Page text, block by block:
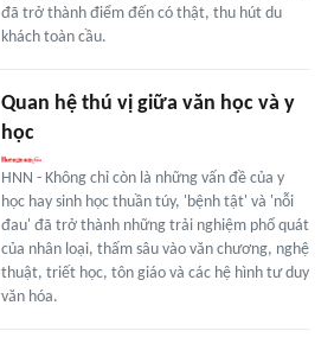
đã trở thành điểm đến có thật, thu hút du
khách toàn cầu.
Quan hệ thú vị giữa văn học và y
học
HNN - Không chỉ còn là những vấn đề của y
học hay sinh học thuần túy, 'bệnh tật' và 'nỗi
đau' đã trở thành những trải nghiệm phổ quát
của nhân loại, thấm sâu vào văn chương, nghệ
thuật, triết học, tôn giáo và các hệ hình tư duy
văn hóa.